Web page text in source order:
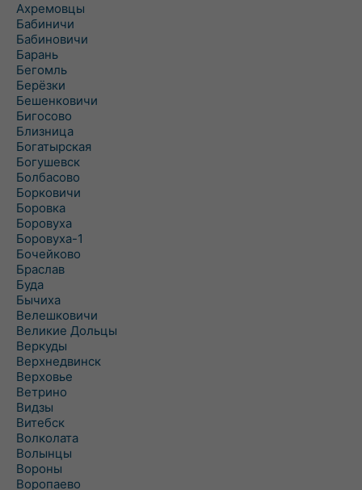
Ахремовцы
Бабиничи
Бабиновичи
Барань
Бегомль
Берёзки
Бешенковичи
Бигосово
Близница
Богатырская
Богушевск
Болбасово
Борковичи
Боровка
Боровуха
Боровуха-1
Бочейково
Браслав
Буда
Бычиха
Велешковичи
Великие Дольцы
Веркуды
Верхнедвинск
Верховье
Ветрино
Видзы
Витебск
Волколата
Волынцы
Вороны
Воропаево